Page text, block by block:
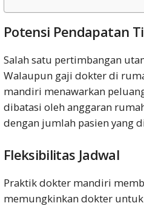
Potensi Pendapatan
Salah satu pertimbangan
Walaupun gaji dokter di
mandiri menawarkan
dibatasi oleh anggaran
dengan jumlah pasien yang
Fleksibilitas Jadwal
Praktik dokter mandiri
memungkinkan dokter